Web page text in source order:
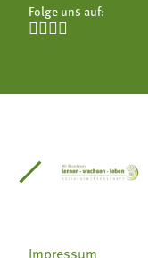
Folge uns auf:

Südtirol